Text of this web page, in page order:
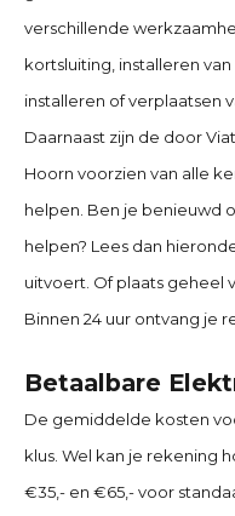
verschillende
kortsluiting, installeren
installeren of verplaatsen
Daarnaast zijn de door
Hoorn voorzien van alle
helpen. Ben je benieuwd
helpen? Lees dan
uitvoert. Of plaats geheel
Binnen 24 uur ontvang je
Betaalbare
De gemiddelde kosten
klus. Wel kan je rekening
€35,- en €65,- voor